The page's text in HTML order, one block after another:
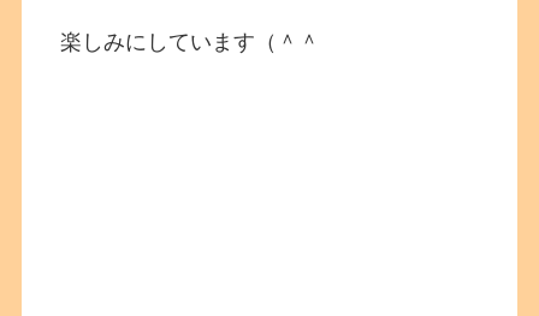
楽しみにしています（＾＾